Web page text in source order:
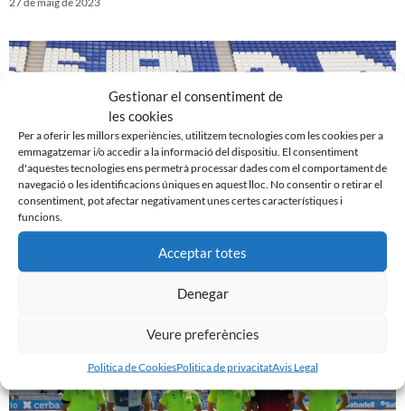
Gestionar el consentiment de
les cookies
Per a oferir les millors experiències, utilitzem tecnologies com les cookies per a
emmagatzemar i/o accedir a la informació del dispositiu. El consentiment
d'aquestes tecnologies ens permetrà processar dades com el comportament de
navegació o les identificacions úniques en aquest lloc. No consentir o retirar el
consentiment, pot afectar negativament unes certes característiques i
funcions.
Acceptar totes
Denegar
Veure preferències
Politica de CookiesPolitica de privacitatAvis Legal
UE Cornellà 1 – 0 CE Sabadell